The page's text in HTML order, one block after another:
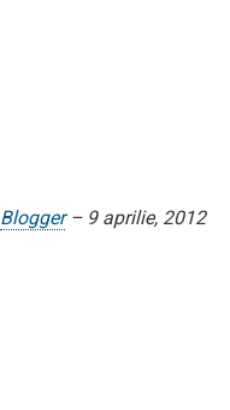
Blogger– 9 aprilie, 2012